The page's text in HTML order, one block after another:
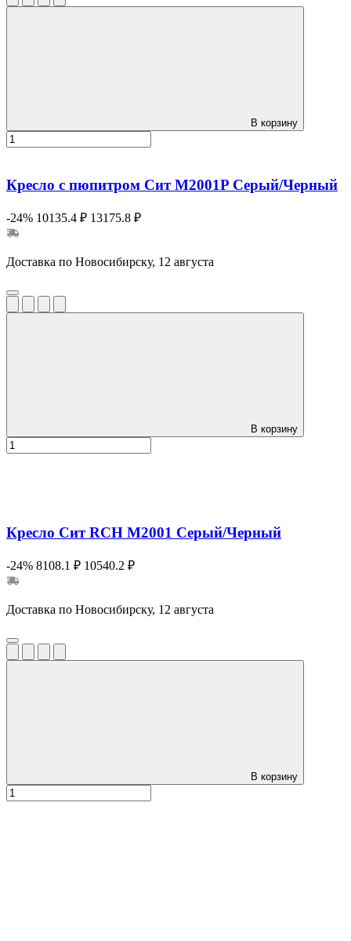
В корзину
Кресло с пюпитром Сит M2001P Серый/Черный
-24% 10135.4 ₽ 13175.8 ₽
Доставка по Новосибирску, 12 августа
В корзину
Кресло Сит RCH M2001 Серый/Черный
-24% 8108.1 ₽ 10540.2 ₽
Доставка по Новосибирску, 12 августа
В корзину